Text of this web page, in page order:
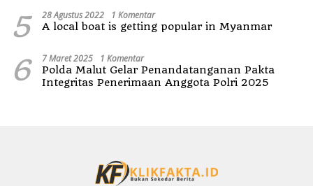
5 28 Agustus 2022 1 Komentar
A local boat is getting popular in Myanmar
6 7 Maret 2025 1 Komentar
Polda Malut Gelar Penandatanganan Pakta
Integritas Penerimaan Anggota Polri 2025